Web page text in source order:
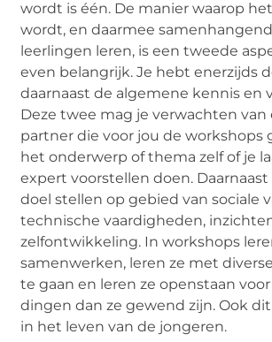
wordt is één. De manier waarop
wordt, en daarmee
leerlingen leren, is een tweede
even belangrijk. Je hebt enerzijds
daarnaast de algemene kennis en
Deze twee mag je verwachten van
partner die voor jou de workshops
het onderwerp of thema zelf of je
expert voorstellen doen.
doel stellen op gebied van sociale
technische vaardigheden,
zelfontwikkeling. In workshops
samenwerken, leren ze met
te gaan en leren ze openstaan
dingen dan ze gewend zijn. Ook
in het leven van de jongeren.